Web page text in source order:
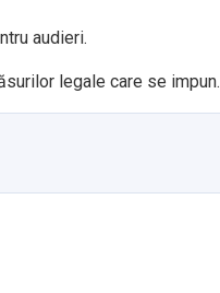
audieri.
legale care se impun.